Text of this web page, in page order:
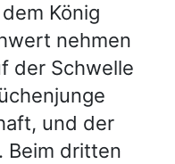
König
nehmen
der Schwelle
und der
Beim dritten